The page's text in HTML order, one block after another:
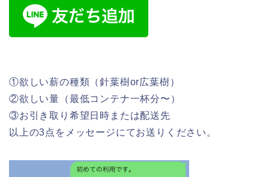
①欲しい薪の種類（針葉樹or広葉樹）
②欲しい量（最低コンテナ一杯分〜）
③お引き取り希望日時または配送先
以上の3点をメッセージにてお送りください。